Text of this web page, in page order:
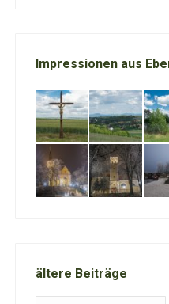
Impressionen aus
ältere Beiträge